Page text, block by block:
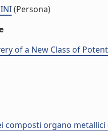
(Persona)
of a New Class of
composti organo metallici